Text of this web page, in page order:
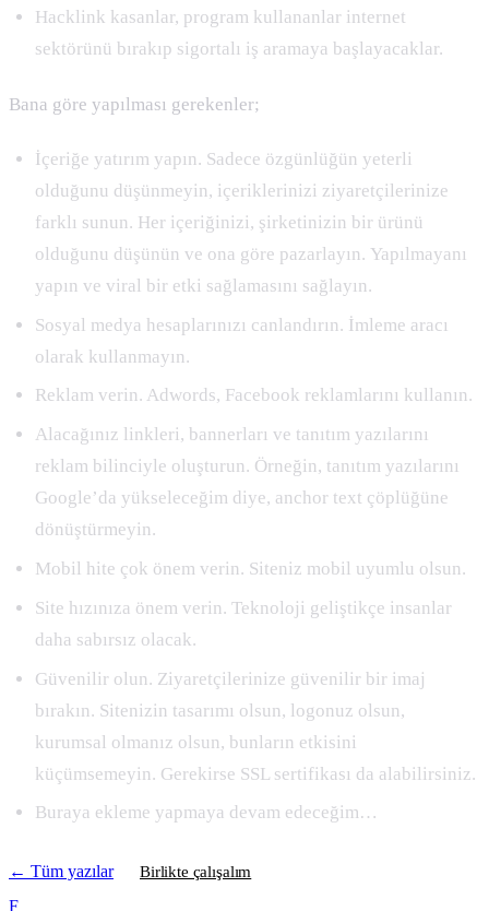
Hacklink kasanlar, program kullananlar internet
sektörünü bırakıp sigortalı iş aramaya başlayacaklar.
Bana göre yapılması gerekenler;
İçeriğe yatırım yapın. Sadece özgünlüğün yeterli
olduğunu düşünmeyin, içeriklerinizi ziyaretçilerinize
farklı sunun. Her içeriğinizi, şirketinizin bir ürünü
olduğunu düşünün ve ona göre pazarlayın. Yapılmayanı
yapın ve viral bir etki sağlamasını sağlayın.
Sosyal medya hesaplarınızı canlandırın. İmleme aracı
olarak kullanmayın.
Reklam verin. Adwords, Facebook reklamlarını kullanın.
Alacağınız linkleri, bannerları ve tanıtım yazılarını
reklam bilinciyle oluşturun. Örneğin, tanıtım yazılarını
Google’da yükseleceğim diye, anchor text çöplüğüne
dönüştürmeyin.
Mobil hite çok önem verin. Siteniz mobil uyumlu olsun.
Site hızınıza önem verin. Teknoloji geliştikçe insanlar
daha sabırsız olacak.
Güvenilir olun. Ziyaretçilerinize güvenilir bir imaj
bırakın. Sitenizin tasarımı olsun, logonuz olsun,
kurumsal olmanız olsun, bunların etkisini
küçümsemeyin. Gerekirse SSL sertifikası da alabilirsiniz.
Buraya ekleme yapmaya devam edeceğim…
← Tüm yazılar
Birlikte çalışalım
F